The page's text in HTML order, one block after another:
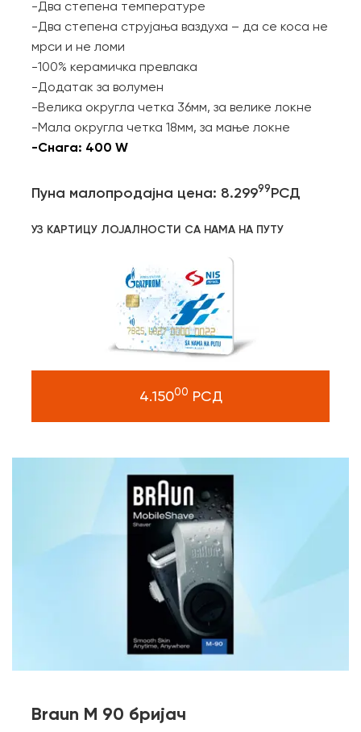
-Два степена температуре
-Два степена струјања ваздуха – да се коса не
мрси и не ломи
-100% керамичка превлака
-Додатак за волумен
-Велика округла четка 36мм, за велике локне
-Мала округла четка 18мм, за мање локне
-Снага: 400 W
Пуна малопродајна цена: 8.29999РСД
УЗ КАРТИЦУ ЛОЈАЛНОСТИ СА НАМА НА ПУТУ
4.15000 РСД
Braun M 90 бријач